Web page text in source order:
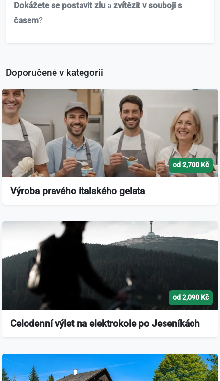
Dokážete se postavit zlu a zvítězit v souboji s
časem?
Doporučené v kategorii
od 2,700 Kč
Výroba pravého italského gelata
od 2,090 Kč
Celodenní výlet na elektrokole po Jeseníkách